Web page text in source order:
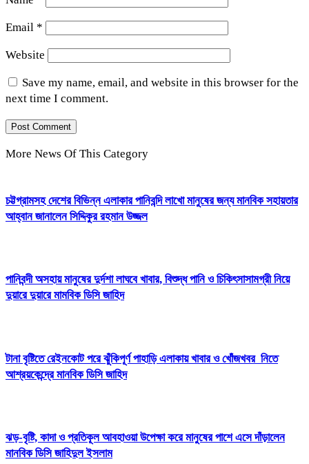
Email *
Website
Save my name, email, and website in this browser for the
next time I comment.
More News Of This Category
চট্টগ্রামসহ দেশের বিভিন্ন এলাকার পানিবন্দি লাখো মানুষের জন্য মানবিক সহায়তার
আহ্বান জানালেন সিদ্দিকুর রহমান উজ্জল
পানিবন্দী অসহায় মানুষের দুর্দশা লাঘবে খাবার, বিশুদ্ধ পানি ও চিকিৎসাসামগ্রী নিয়ে
দুয়ারে দুয়ারে মামবিক ডিসি জাহিদ
টানা বৃষ্টিতে রেইনকোট পরে ঝুঁকিপূর্ণ পাহাড়ি এলাকায় খাবার ও খোঁজখবর নিতে
আশ্রয়কেন্দ্রে মানবিক ডিসি জাহিদ
ঝড়-বৃষ্টি, কাদা ও প্রতিকূল আবহাওয়া উপেক্ষা করে মানুষের পাশে এসে দাঁড়ালেন
মানবিক ডিসি জাহিদুল ইসলাম